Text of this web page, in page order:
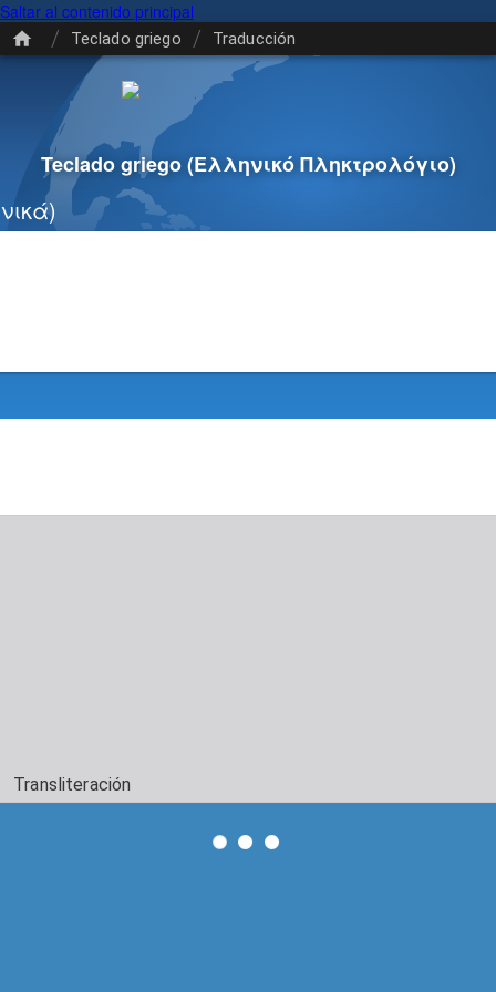
Saltar al contenido principal
/ Teclado griego / Traducción
Teclado griego(Ελληνικό Πληκτρολόγιο)
Transliteración